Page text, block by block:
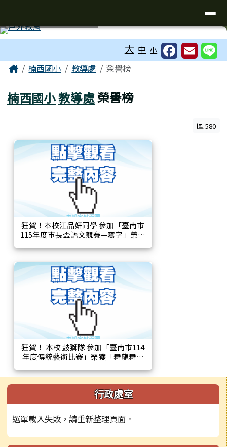
⏸
大 中 小
主內容區域
Home楠西國小 教導處 榮譽榜
楠西國小教導處榮譽榜
580
狂賀！本校江品妍同學 參加「臺南市
115年度市長盃語文競賽—寫字」榮獲
狂賀！ 本校 鼓獅隊 參加「臺南市114
年度傳統藝術比賽」榮獲「舞龍舞獅
左邊區域內容 行政處室
選單載入失敗，請重新整理頁面。
頁尾區域